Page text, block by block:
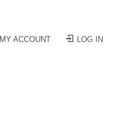
MY ACCOUNT LOG IN